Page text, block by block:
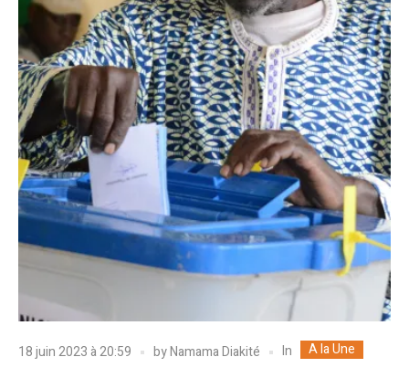
18 juin 2023 à 20:59 byNamama Diakité In A la Une